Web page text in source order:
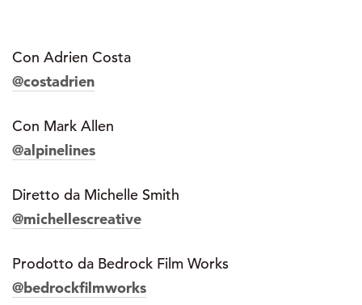
Con Adrien Costa
@costadrien
Con Mark Allen
@alpinelines
Diretto da Michelle Smith
@michellescreative
Prodotto da Bedrock Film Works
@bedrockfilmworks